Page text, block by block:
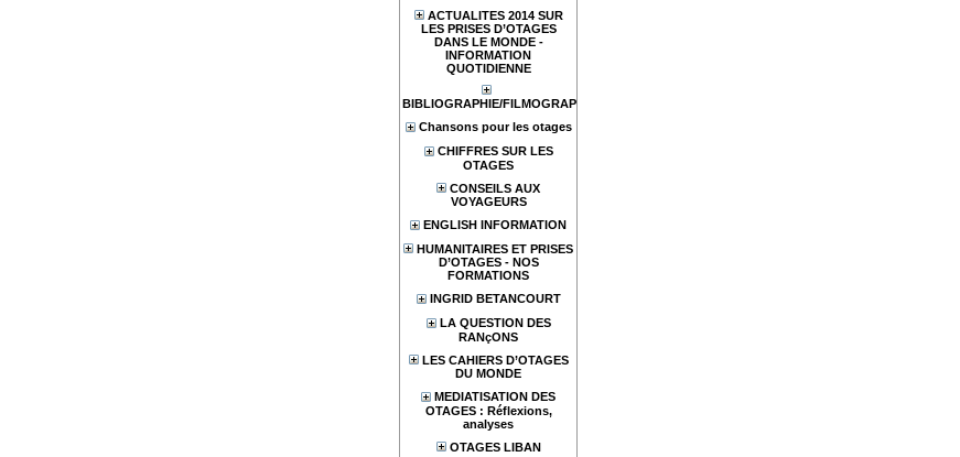
ACTUALITES 2014 SUR
LES PRISES D’OTAGES
DANS LE MONDE -
INFORMATION
QUOTIDIENNE
BIBLIOGRAPHIE/FILMOGRAPHIE
Chansons pour les otages
CHIFFRES SUR LES
OTAGES
CONSEILS AUX
VOYAGEURS
ENGLISH INFORMATION
HUMANITAIRES ET PRISES
D’OTAGES - NOS
FORMATIONS
INGRID BETANCOURT
LA QUESTION DES
RANçONS
LES CAHIERS D’OTAGES
DU MONDE
MEDIATISATION DES
OTAGES : Réflexions,
analyses
OTAGES LIBAN